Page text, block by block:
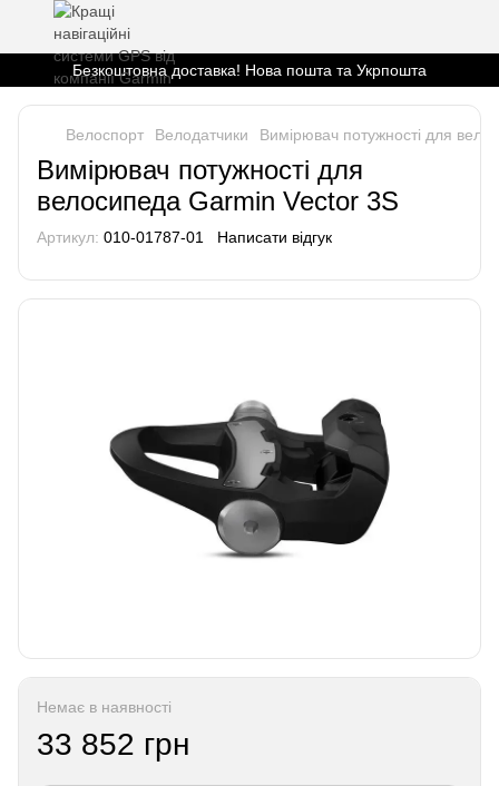
Безкоштовна доставка! Нова пошта та Укрпошта
Велоспорт Велодатчики Вимірювач потужності для
Вимірювач потужності для
велосипеда Garmin Vector 3S
Артикул: 010-01787-01 Написати відгук
Немає в наявності
33 852 грн